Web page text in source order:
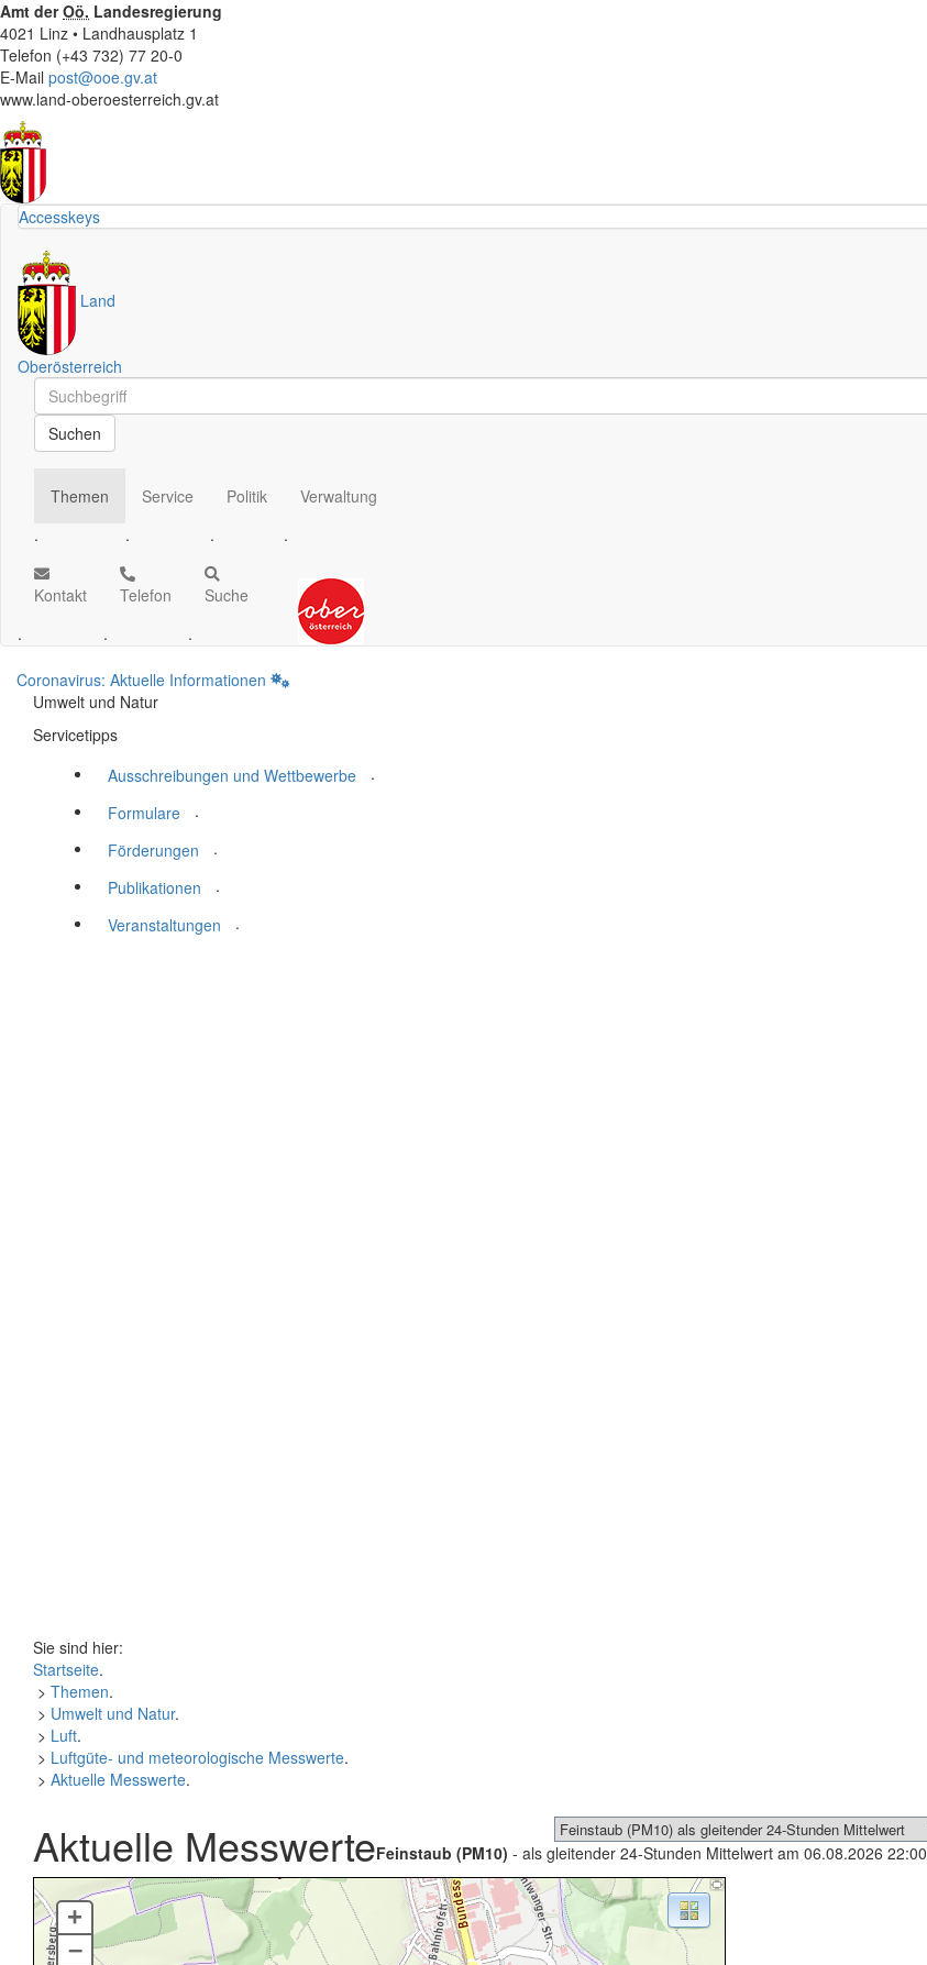
Amt derOö. Landesregierung
4021 Linz • Landhausplatz 1
Telefon (+43 732) 77 20-0
E-Mail post@ooe.gv.at
www.land-oberoesterreich.gv.at
Accesskeys
Land
Oberösterreich
Schnellsuche
Schnellsuche
Suchen
Themen
.
Service
.
Politik
.
Verwaltung
.
Kontakt
.
Telefon
.
Suche
.
Coronavirus: Aktuelle Informationen
Umwelt und Natur
Servicetipps
Ausschreibungen und Wettbewerbe
.
Formulare
.
Förderungen
.
Publikationen
.
Veranstaltungen
.
Sie sind hier:
Startseite.
> Themen.
> Umwelt und Natur.
> Luft.
> Luftgüte- und meteorologische Messwerte.
> Aktuelle Messwerte.
Aktuelle MesswerteFeinstaub (PM10) - als gleitender 24-Stunden Mittelwert am 06.08.2026 22:00
+
–